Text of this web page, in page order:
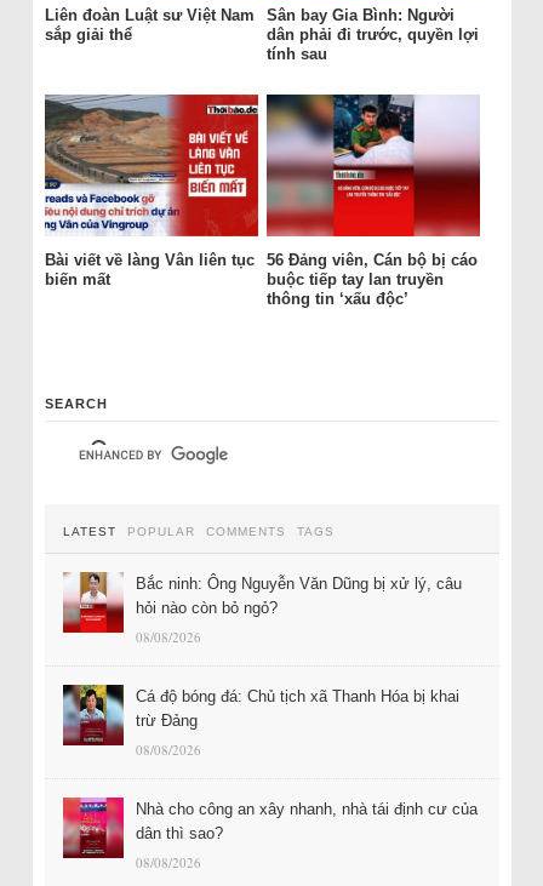
Liên đoàn Luật sư Việt Nam
sắp giải thể
Sân bay Gia Bình: Người
dân phải đi trước, quyền lợi
tính sau
Bài viết về làng Vân liên tục
biến mất
56 Đảng viên, Cán bộ bị cáo
buộc tiếp tay lan truyền
thông tin ‘xấu độc’
SEARCH
LATEST POPULAR COMMENTS TAGS
Bắc ninh: Ông Nguyễn Văn Dũng bị xử lý, câu
hỏi nào còn bỏ ngỏ?
08/08/2026
Cá độ bóng đá: Chủ tịch xã Thanh Hóa bị khai
trừ Đảng
08/08/2026
Nhà cho công an xây nhanh, nhà tái định cư của
dân thì sao?
08/08/2026